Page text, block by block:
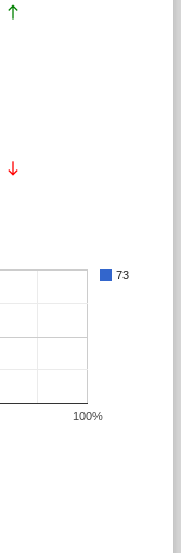
north
south
73
100%